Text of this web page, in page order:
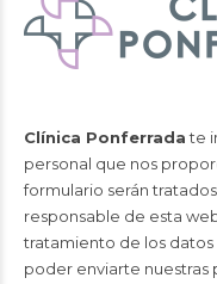
Clínica Ponferradate
personal que nos
formulario serán
responsable de esta
tratamiento de los datos
poder enviarte